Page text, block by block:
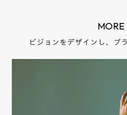
MORE
ビジョンをデザインし、ブ